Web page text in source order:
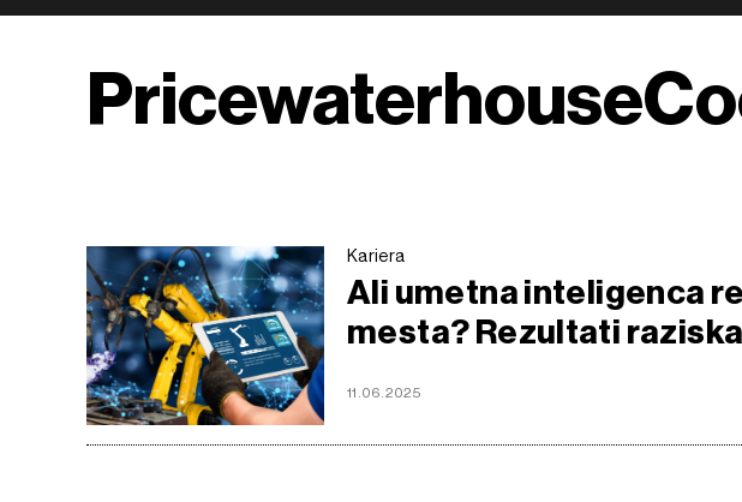
Kariera
Ali umetna inteligenca
mesta? Rezultati
11.06.2025